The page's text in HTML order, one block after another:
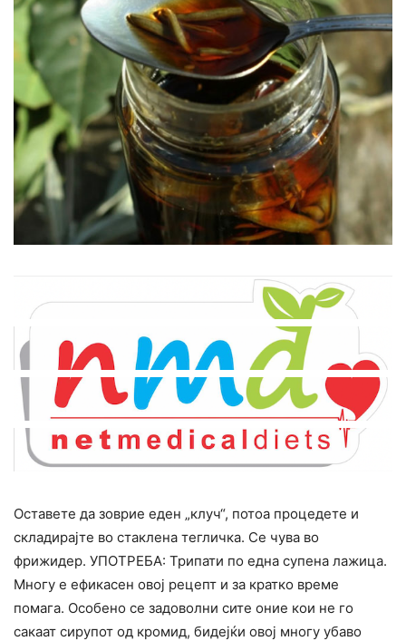
Оставете да зоврие еден „клуч“, потоа процедете и
складирајте во стаклена тегличка. Се чува во
фрижидер. УПОТРЕБА: Трипати по една супена лажица.
Многу е ефикасен овој рецепт и за кратко време
помага. Особено се задоволни сите оние кои не го
сакаат сирупот од кромид, бидејќи овој многу убаво